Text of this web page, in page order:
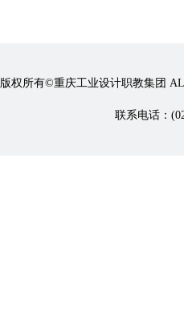
版权所有©重庆工业设计职教集团
联系电话：